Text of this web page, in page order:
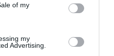
of my
my
Advertising.